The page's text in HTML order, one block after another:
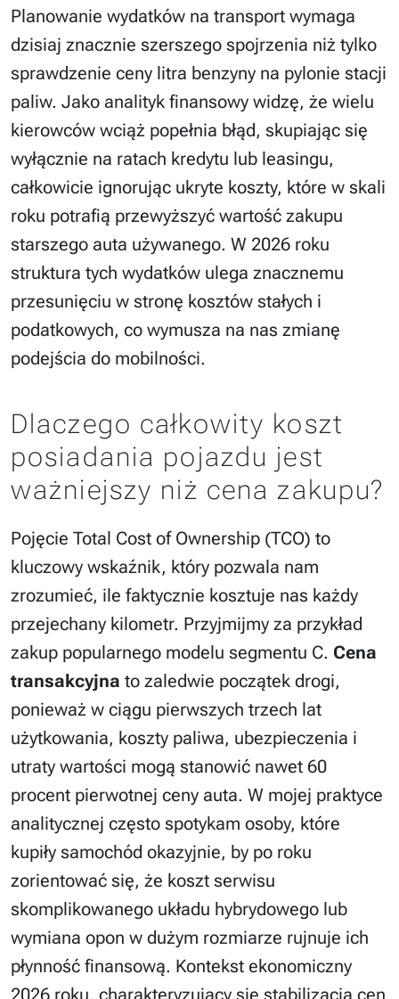
Planowanie wydatków na transport wymaga
dzisiaj znacznie szerszego spojrzenia niż tylko
sprawdzenie ceny litra benzyny na pylonie stacji
paliw. Jako analityk finansowy widzę, że wielu
kierowców wciąż popełnia błąd, skupiając się
wyłącznie na ratach kredytu lub leasingu,
całkowicie ignorując ukryte koszty, które w skali
roku potrafią przewyższyć wartość zakupu
starszego auta używanego. W 2026 roku
struktura tych wydatków ulega znacznemu
przesunięciu w stronę kosztów stałych i
podatkowych, co wymusza na nas zmianę
podejścia do mobilności.
Dlaczego całkowity koszt
posiadania pojazdu jest
ważniejszy niż cena zakupu?
Pojęcie Total Cost of Ownership (TCO) to
kluczowy wskaźnik, który pozwala nam
zrozumieć, ile faktycznie kosztuje nas każdy
przejechany kilometr. Przyjmijmy za przykład
zakup popularnego modelu segmentu C. Cena
transakcyjna to zaledwie początek drogi,
ponieważ w ciągu pierwszych trzech lat
użytkowania, koszty paliwa, ubezpieczenia i
utraty wartości mogą stanowić nawet 60
procent pierwotnej ceny auta. W mojej praktyce
analitycznej często spotykam osoby, które
kupiły samochód okazyjnie, by po roku
zorientować się, że koszt serwisu
skomplikowanego układu hybrydowego lub
wymiana opon w dużym rozmiarze rujnuje ich
płynność finansową. Kontekst ekonomiczny
2026 roku, charakteryzujący się stabilizacją cen